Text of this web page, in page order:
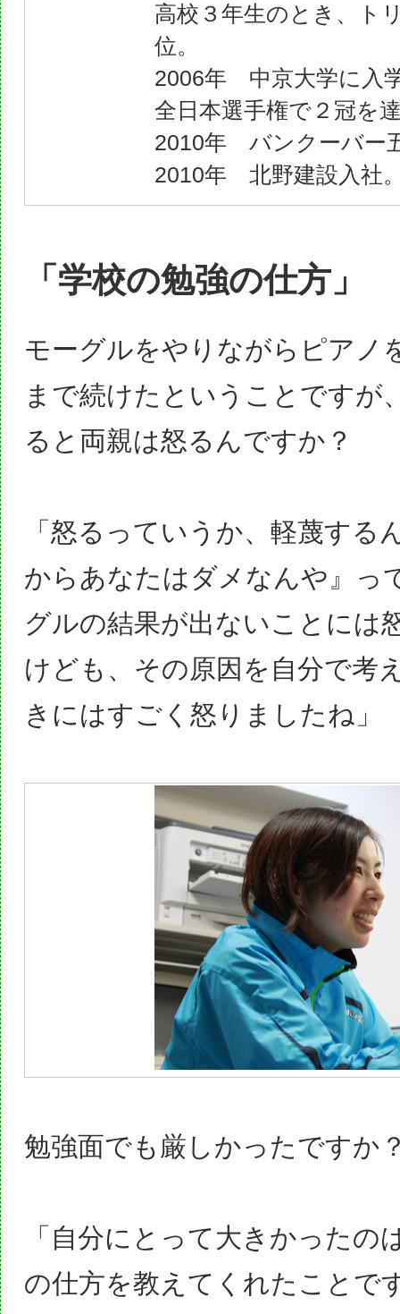
高校３年生のとき、ト
位。
2006年 中京大学に入
全日本選手権で２冠を
2010年 バンクーバー
2010年 北野建設入社
「学校の勉強の仕方」
モーグルをやりながらピアノ
まで続けたということですが
ると両親は怒るんですか？
「怒るっていうか、軽蔑する
からあなたはダメなんや』っ
グルの結果が出ないことには
けども、その原因を自分で考
きにはすごく怒りましたね」
勉強面でも厳しかったですか
「自分にとって大きかったの
の仕方を教えてくれたことで